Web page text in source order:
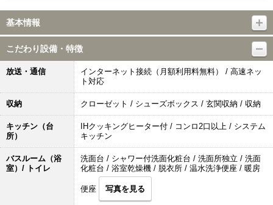
基本情報
こだわり設備・特徴
放送・通信
インターネット接続（月額利用料無料） / 高速ネッ
ト対応
収納 クローゼット / シューズボックス / 玄関収納 / 収納
キッチン（台
所）
IHクッキングヒーター付 / コンロ2口以上 / システム
キッチン
バスルーム（浴
室）/ トイレ
洗面台 / シャワー付洗面化粧台 / 洗面所独立 / 洗面
化粧台 / 浴室乾燥機 / 脱衣所 / 温水洗浄便座 / 暖房
便座 写真を見る